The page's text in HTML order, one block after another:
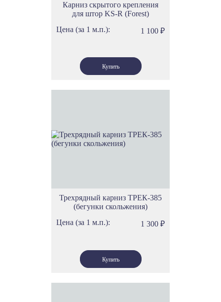
Карниз скрытого крепления
для штор KS-R (Forest)
Цена (за 1 м.п.):
1 100 ₽
Трехрядный карниз ТРЕК-385
(бегунки скольжения)
Цена (за 1 м.п.):
1 300 ₽